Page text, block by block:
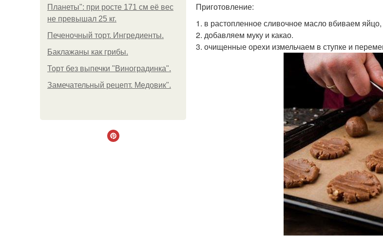
Планеты": при росте 171 см её вес
не превышал 25 кг.
Печеночный торт. Ингредиенты.
Баклажаны как грибы.
Торт без выпечки "Виноградинка".
Замечательный рецепт. Медовик".
Приготовление:
1. в растопленное сливочное масло вбиваем
2. добавляем муку и какао.
3. очищенные орехи измельчаем в ступке и